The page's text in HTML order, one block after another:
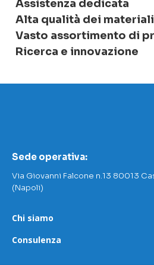
Assistenza dedicata
Alta qualità dei materiali
Vasto assortimento di
Ricerca e innovazione
Sede operativa:
Via Giovanni Falcone n.13 80013
(Napoli)
Chi siamo
Consulenza